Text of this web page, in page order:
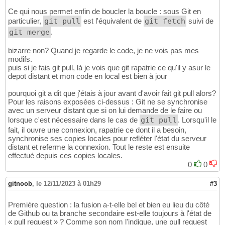
Ce qui nous permet enfin de boucler la boucle : sous Git en
particulier, git pull est l'équivalent de git fetch suivi de
git merge .
bizarre non? Quand je regarde le code, je ne vois pas mes
modifs.
puis si je fais git pull, là je vois que git rapatrie ce qu'il y asur le
depot distant et mon code en local est bien à jour
pourquoi git a dit que j'étais à jour avant d'avoir fait git pull alors?
Pour les raisons exposées ci-dessus : Git ne se synchronise
avec un serveur distant que si on lui demande de le faire ou
lorsque c'est nécessaire dans le cas de git pull . Lorsqu'il le
fait, il ouvre une connexion, rapatrie ce dont il a besoin,
synchronise ses copies locales pour refléter l'état du serveur
distant et referme la connexion. Tout le reste est ensuite
effectué depuis ces copies locales.
0
0
gitnoob, le 12/11/2023 à 01h29 #3
Première question : la fusion a-t-elle bel et bien eu lieu du côté
de Github ou ta branche secondaire est-elle toujours à l'état de
« pull request » ? Comme son nom l'indique, une pull request